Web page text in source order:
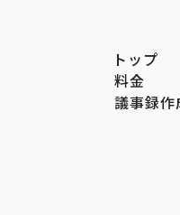
トップ
料金
議事録作